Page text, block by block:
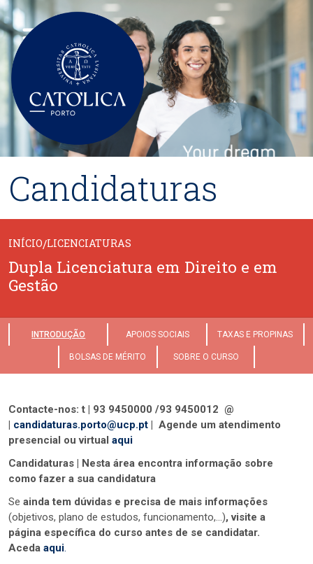
Passar para o conteúdo principal
Candidaturas
INÍCIO/LICENCIATURAS
Dupla Licenciatura em Direito e em
Gestão
INTRODUÇÃO APOIOS SOCIAIS TAXAS E PROPINAS
BOLSAS DE MÉRITO SOBRE O CURSO
Contacte-nos: t | 93 9450000 /93 9450012 @
| candidaturas.porto@ucp.pt | Agende um atendimento
presencial ou virtual aqui
Candidaturas | Nesta área encontra informação sobre
como fazer a sua candidatura
Se ainda tem dúvidas e precisa de mais informações
(objetivos, plano de estudos, funcionamento,...), visite a
página específica do curso antes de se candidatar.
Aceda aqui.